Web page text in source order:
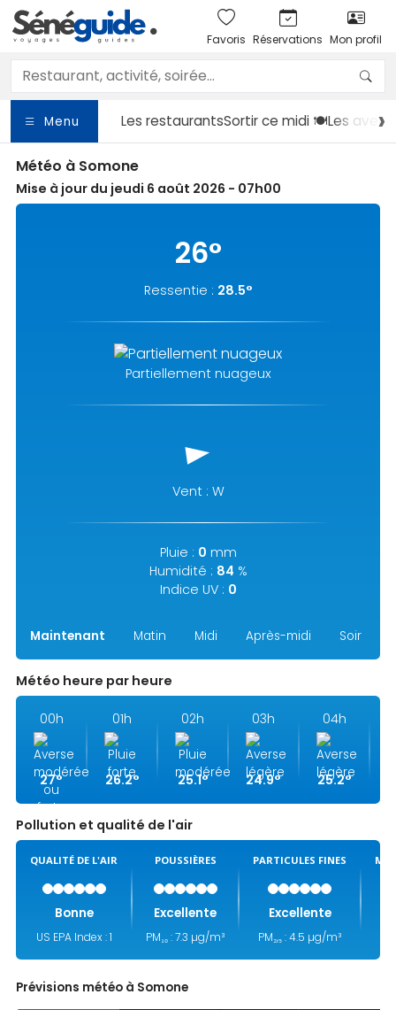
Favoris Réservations Mon profil
Menu Les restaurantsSortirce midi 🍽️Les
Météo à Somone
Mise à jour du jeudi 6 août 2026 - 07h00
26°
Ressentie : 28.5°
Partiellement nuageux
Vent : W
Pluie : 0 mm
Humidité : 84 %
Indice UV : 0
Maintenant Matin Midi Après-midi Soir
Météo heure par heure
00h
27°
01h
26.2°
02h
25.1°
03h
24.9°
04h
25.2°
Pollution et qualité de l'air
QUALITÉ DE L'AIR
Bonne
US EPA Index : 1
POUSSIÈRES
Excellente
PM₁₀ : 7.3 µg/m³
PARTICULES FINES
Excellente
PM₂,₅ : 4.5 µg/m³
Prévisions météo à Somone